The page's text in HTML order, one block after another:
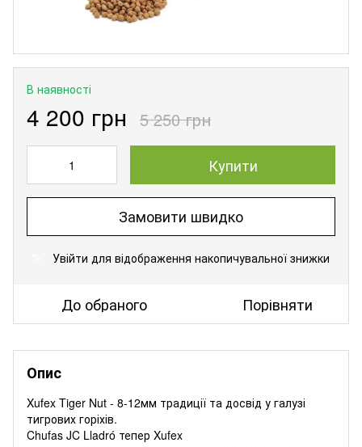
В наявності
4 200 грн 5 250 грн
Купити
Замовити швидко
Увійти для відображення накопичувальної знижки
До обраного Порівняти
Опис
Xufex Tiger Nut - 8-12мм традиції та досвід у галузі
тигрових горіхів.
Chufas JC Lladró тепер Xufex